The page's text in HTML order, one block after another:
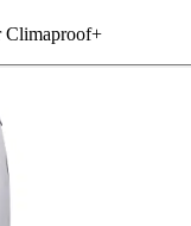
Climaproof+